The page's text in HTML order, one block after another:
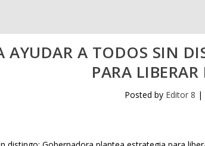
AYUDAR A TODOS SIN
PARA
Posted by Editor 8 |